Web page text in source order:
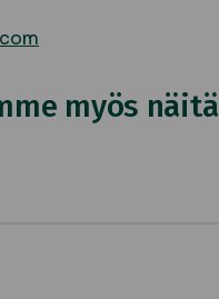
myös näitä